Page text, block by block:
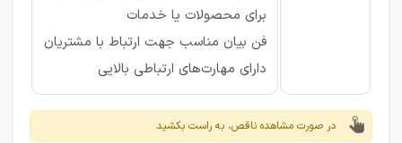
برای محصولات یا خدمات
فن بیان مناسب جهت ارتباط با مشتریان
دارای مهارت‌های ارتباطی بالایی
در صورت مشاهده ناقص، به راست بکشید